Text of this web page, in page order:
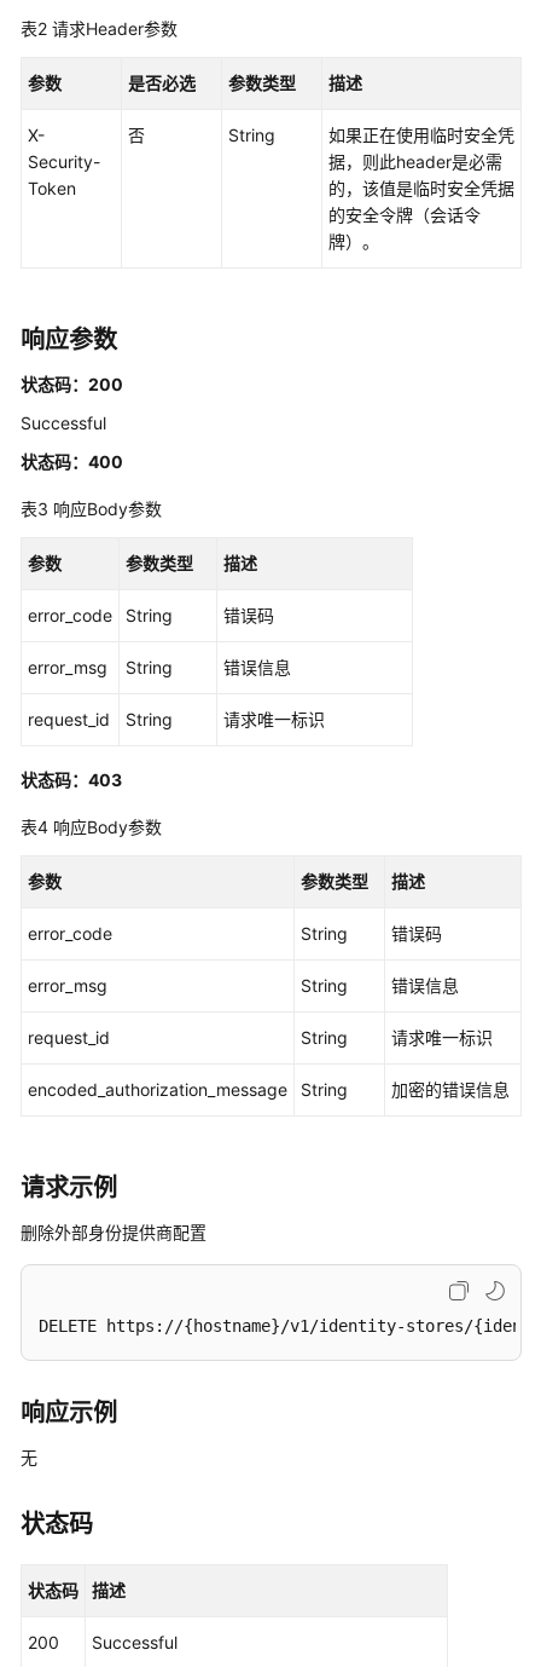
制
管
账
分
配
标
管
用
序
应
程
分
管
应
用
程
管
理
实
管
MFA
配
表2 请求Header参数
参数 是否必选 参数类型 描述
X-
Security-
Token
否 String
如果正在使用临时安全凭
据，则此header是必需
的，该值是临时安全凭据
的安全令牌（会话令
牌）。
响应参数
状态码：200
Successful
状态码：400
表3 响应Body参数
参数 参数类型 描述
error_code String 错误码
error_msg String 错误信息
request_id String 请求唯一标识
状态码：403
表4 响应Body参数
参数 参数类型 描述
error_code String 错误码
error_msg String 错误信息
request_id String 请求唯一标识
encoded_authorization_message String 加密的错误信息
请求示例
删除外部身份提供商配置
DELETE https://{hostname}/v1/identity-stores/
响应示例
无
状态码
状态码 描述
200 Successful